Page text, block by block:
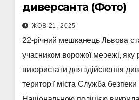
диверсанта (Фото)
ЖОВ 21, 2025
22-річний мешканець Львова
учасником ворожої мережі,
використати для здійснення
території міста Служба безпеки